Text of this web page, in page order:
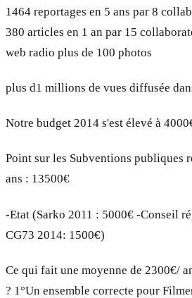
1464 reportages en 5 ans par 8
380 articles en 1 an par 15
web radio plus de 100 photos
plus d1 millions de vues diffusée
Notre budget 2014 s'est élevé à
Point sur les Subventions publiques
ans : 13500€
-Etat (Sarko 2011 : 5000€ -Conseil
CG73 2014: 1500€)
Ce qui fait une moyenne de 2300€/
? 1°Un ensemble correcte pour